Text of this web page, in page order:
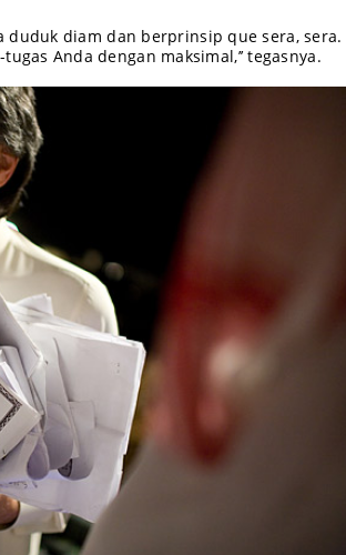
duduk diam dan berprinsip que sera, sera.
Anda dengan maksimal,’’ tegasnya.